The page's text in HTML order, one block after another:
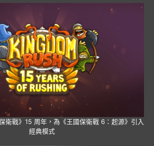
衛戰》15 周年，為《王國保衛戰 6：起源》引入
經典模式